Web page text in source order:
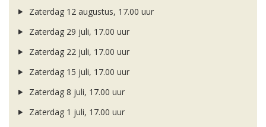
Zaterdag 12 augustus, 17.00 uur
Zaterdag 29 juli, 17.00 uur
Zaterdag 22 juli, 17.00 uur
Zaterdag 15 juli, 17.00 uur
Zaterdag 8 juli, 17.00 uur
Zaterdag 1 juli, 17.00 uur